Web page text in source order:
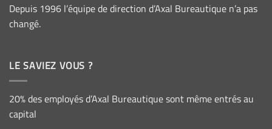
Depuis 1996 l’équipe de direction d’Axal Bureautique n’a pas
changé.
LE SAVIEZ VOUS ?
20% des employés d’Axal Bureautique sont même entrés au
capital